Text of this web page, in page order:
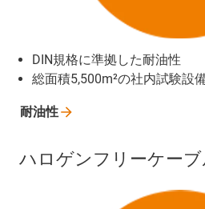
DIN規格に準拠した耐油性
総面積5,500m²の社内試験設
耐油性
ハロゲンフリーケーブ